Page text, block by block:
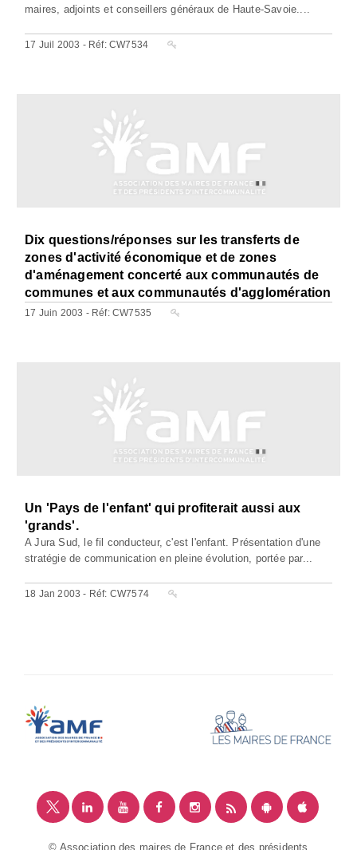
maires, adjoints et conseillers généraux de Haute-Savoie....
17 Juil 2003 - Réf: CW7534
Dix questions/réponses sur les transferts de
zones d'activité économique et de zones
d'aménagement concerté aux communautés de
communes et aux communautés d'agglomération
17 Juin 2003 - Réf: CW7535
Un 'Pays de l'enfant' qui profiterait aussi aux
'grands'.
A Jura Sud, le fil conducteur, c'est l'enfant. Présentation d'une
stratégie de communication en pleine évolution, portée par...
18 Jan 2003 - Réf: CW7574
© Association des maires de France et des présidents